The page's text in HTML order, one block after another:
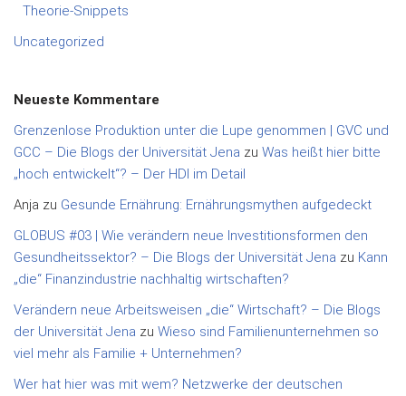
Theorie-Snippets
Uncategorized
Neueste Kommentare
Grenzenlose Produktion unter die Lupe genommen | GVC und
GCC – Die Blogs der Universität Jena zu Was heißt hier bitte
„hoch entwickelt“? – Der HDI im Detail
Anja zu Gesunde Ernährung: Ernährungsmythen aufgedeckt
GLOBUS #03 | Wie verändern neue Investitionsformen den
Gesundheitssektor? – Die Blogs der Universität Jena zu Kann
„die“ Finanzindustrie nachhaltig wirtschaften?
Verändern neue Arbeitsweisen „die“ Wirtschaft? – Die Blogs
der Universität Jena zu Wieso sind Familienunternehmen so
viel mehr als Familie + Unternehmen?
Wer hat hier was mit wem? Netzwerke der deutschen